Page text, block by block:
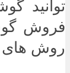
توانید
فروش
روش های